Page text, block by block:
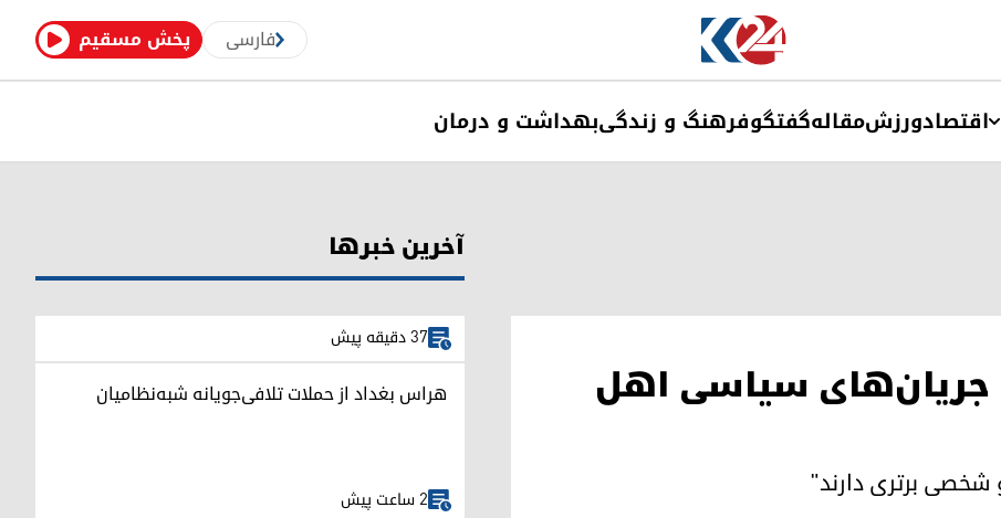
پخش مسقیم فارسی
اقتصادورزشمقالهگفتگوفرهنگ و زندگیبهداشت و درمان
جریان‌های سیاسی اهل
برتری دارند"
آخرین خبرها
37 دقیقه پیش
هراس بغداد از حملات تلافی‌جویانه شبه‌نظامیان
2 ساعت پیش